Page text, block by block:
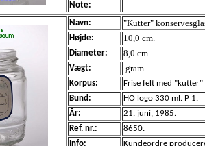
Note:
Navn:
"Kutter"
Højde: 10,0 cm.
Diameter: 8,0 cm.
Vægt: gram.
Korpus:
Frise felt med
Bund:
HO logo 330 ml. P 1.
År:
21. juni, 1985.
Ref. nr.:
8650.
Info:
Kundeordre